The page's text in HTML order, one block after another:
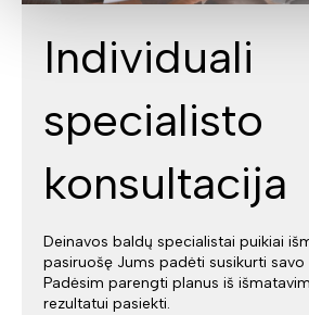
Individuali
specialisto
konsultacija
Deinavos baldų specialistai puikiai
pasiruošę Jums padėti susikurti savo
Padėsim parengti planus iš
rezultatui pasiekti.